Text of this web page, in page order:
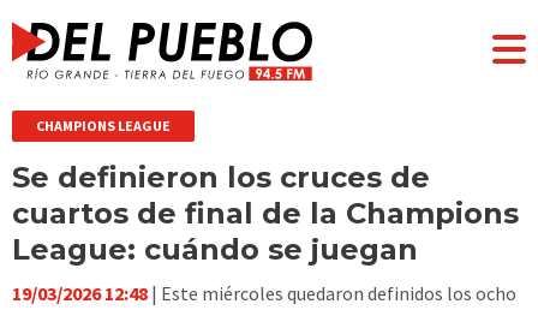
CHAMPIONS LEAGUE
Se definieron los cruces de
cuartos de final de la Champions
League: cuándo se juegan
19/03/2026 12:48 | Este miércoles quedaron definidos los ocho